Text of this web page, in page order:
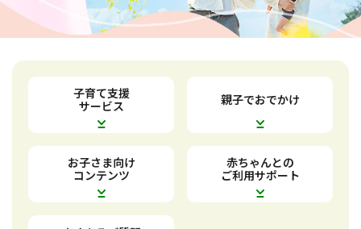
子育て支援
サービス
親子でおでかけ
お子さま向け
コンテンツ
赤ちゃんとの
ご利用サポート